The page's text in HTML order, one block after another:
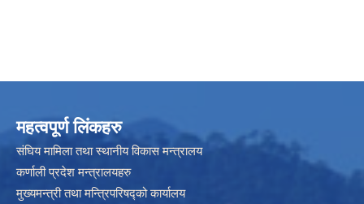
महत्वपूर्ण लिंकहरु
संघिय मामिला तथा स्थानीय विकास मन्त्रालय
कर्णाली प्रदेश मन्त्रालयहरु
मुख्यमन्त्री तथा मन्त्रिपरिषद्को कार्यालय